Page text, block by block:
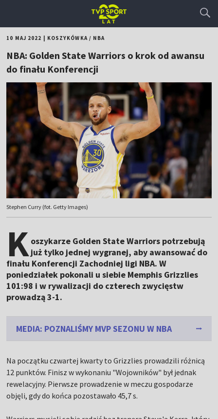
10 MAJ 2022 KOSZYKÓWKA/ NBA
NBA: Golden State Warriors o krok od awansu
do finału Konferencji
Stephen Curry (fot. Getty Images)
Koszykarze Golden State Warriors potrzebują
już tylko jednej wygranej, aby awansować do
finału Konferencji Zachodniej ligi NBA. W
poniedziałek pokonali u siebie Memphis Grizzlies
101:98 i w rywalizacji do czterech zwycięstw
prowadzą 3-1.
MEDIA: POZNALIŚMY MVP SEZONU W NBA
Na początku czwartej kwarty to Grizzlies prowadzili różnicą
12 punktów. Finisz w wykonaniu "Wojowników" był jednak
rewelacyjny. Pierwsze prowadzenie w meczu gospodarze
objęli, gdy do końca pozostawało 45,7 s.